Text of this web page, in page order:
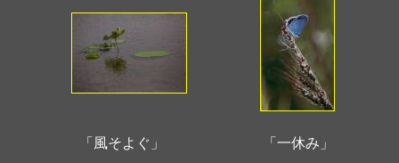
「一休み」
「風そよぐ」